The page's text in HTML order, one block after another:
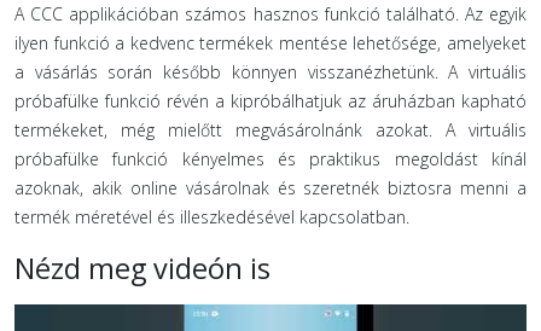
A CCC applikációban számos hasznos funkció található. Az egyik
ilyen funkció a kedvenc termékek mentése lehetősége, amelyeket
a vásárlás során később könnyen visszanézhetünk. A virtuális
próbafülke funkció révén a kipróbálhatjuk az áruházban kapható
termékeket, még mielőtt megvásárolnánk azokat. A virtuális
próbafülke funkció kényelmes és praktikus megoldást kínál
azoknak, akik online vásárolnak és szeretnék biztosra menni a
termék méretével és illeszkedésével kapcsolatban.
Nézd meg videón is